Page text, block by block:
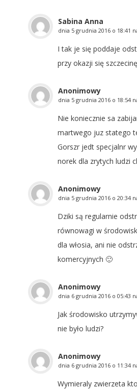
Sabina Anna
dnia 5 grudnia 2016 o 18:41
I tak je się poddaje
przy okazji się
Anonimowy
dnia 5 grudnia 2016 o 18:54
Nie koniecznie sa
martwego juz statego
Gorszr jedt specjalnr
norek dla zrytych ludzi
Anonimowy
dnia 5 grudnia 2016 o 20:34
Dziki są regularnie
równowagi w
dla włosia, ani nie
komercyjnych 🙂
Anonimowy
dnia 6 grudnia 2016 o 05:43
Jak środowisko
nie było ludzi?
Anonimowy
dnia 6 grudnia 2016 o 11:34
Wymieraly zwierzeta